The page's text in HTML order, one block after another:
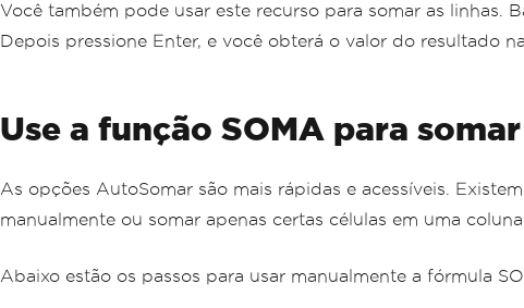
Você também pode usar este recurso para somar as linhas.
Depois pressione Enter, e você obterá o valor do resultado
Use a função SOMA para
As opções AutoSomar são mais rápidas e acessíveis.
manualmente ou somar apenas certas células em uma
Abaixo estão os passos para usar manualmente a fórmula